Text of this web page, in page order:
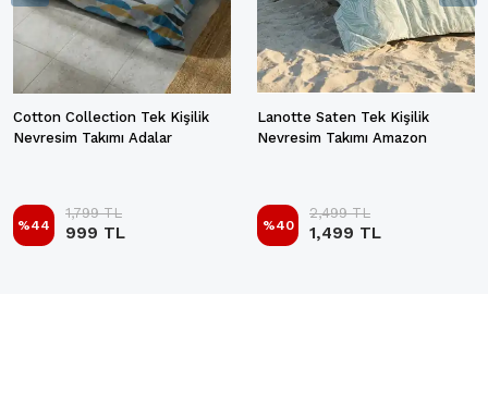
Cotton Collection Tek Kişilik
Nevresim Takımı Adalar
%44
1,799 TL
999 TL
Lanotte Saten Tek Kişilik
Nevresim Takımı Amazon
%40
2,499 TL
1,499 TL